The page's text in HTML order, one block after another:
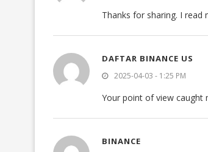
Thanks for sharing. I
DAFTAR BINANCE US
2025-04-03 - 1:25 PM
Your point of view caught
BINANCE